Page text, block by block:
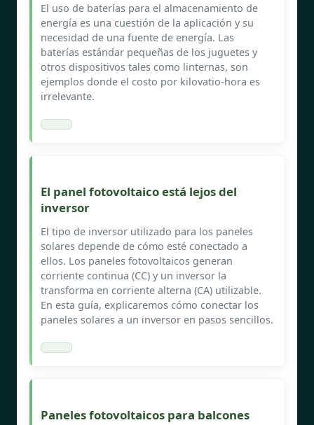
El uso de baterías para el almacenamiento de
energía es una cuestión de la aplicación y su
necesidad de una fuente de energía. Las
baterías estándar pequeñas de los juguetes y
otros dispositivos tales como linternas, son
ejemplos donde el costo por kilovatio-hora es
irrelevante.
El panel fotovoltaico está lejos del
inversor
El tipo de inversor utilizado para los paneles
solares depende de cómo esté conectado a
ellos. Los paneles fotovoltaicos generan
corriente continua (CC) y un inversor la
transforma en corriente alterna (CA) utilizable.
En esta guía, explicaremos cómo conectar los
paneles solares a un inversor en pasos sencillos.
Paneles fotovoltaicos para balcones